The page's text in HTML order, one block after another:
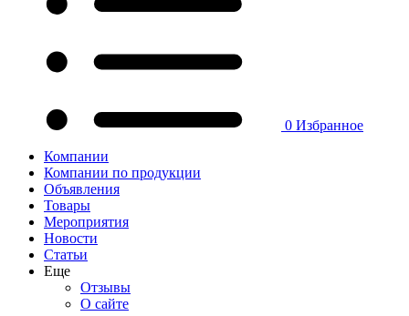
0 Избранное
Компании
Компании по продукции
Объявления
Товары
Мероприятия
Новости
Статьи
Еще
Отзывы
О сайте